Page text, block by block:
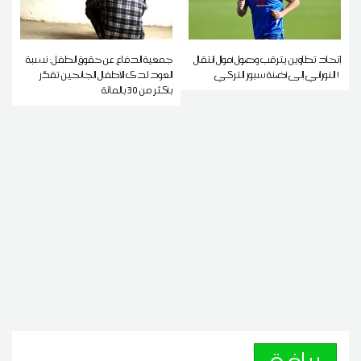
إتحاد تطاوين يترقب وصول أموال إنتقال
النوراني إلى أضنة سبور التركي !
جمعية الدفاع عن حقوق الطفل: نسبة
العود لدى الأطفال الجانحين تقدّر
بأكثر من 30 بالمائة